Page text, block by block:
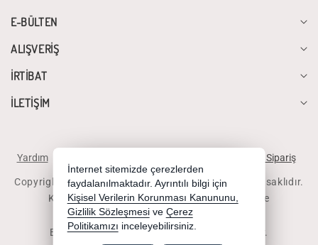
E-BÜLTEN
ALIŞVERİŞ
İRTİBAT
İLETİŞİM
Yardım Telefonla Sipariş
Copyright 2026 diyalogbilgisayar.com - Tüm hakları saklıdır.
Kredi kartı bilgileriniz 256bit SSL sertifikası ile
korunmaktadır.
Bu site AKINSOFT E-Ticaret ile hazırlanmıştır.
İnternet sitemizde çerezlerden
faydalanılmaktadır. Ayrıntılı bilgi için
Kişisel Verilerin Korunması Kanununu,
Gizlilik Sözleşmesi ve Çerez
Politikamızı inceleyebilirsiniz.